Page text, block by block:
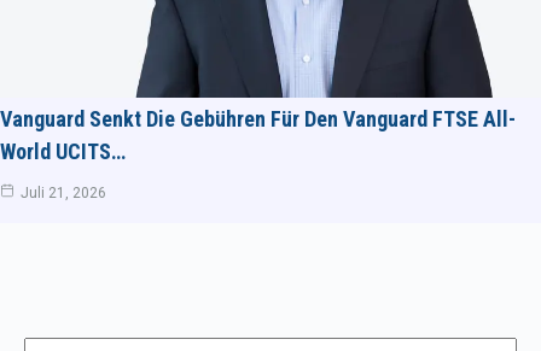
Vanguard Senkt Die Gebühren Für Den Vanguard FTSE All-
World UCITS…
Juli 21, 2026